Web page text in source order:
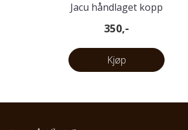
Jacu håndlaget kopp
350,-
Kjøp